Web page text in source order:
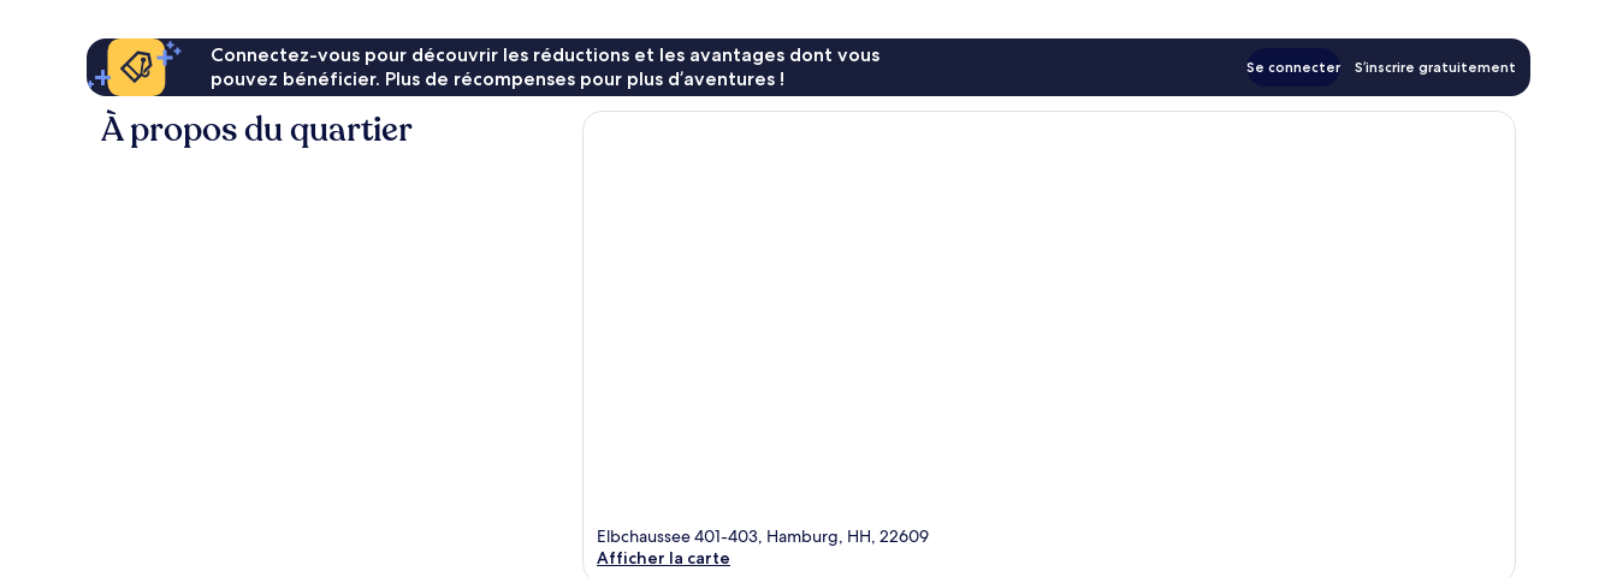
Connectez-vous pour découvrir les réductions et les avantages dont vous
pouvez bénéficier. Plus de récompenses pour plus d’aventures !
Se connecter S’inscrire gratuitement
À propos du quartier
Elbchaussee 401-403, Hamburg, HH, 22609
Afficher la carte